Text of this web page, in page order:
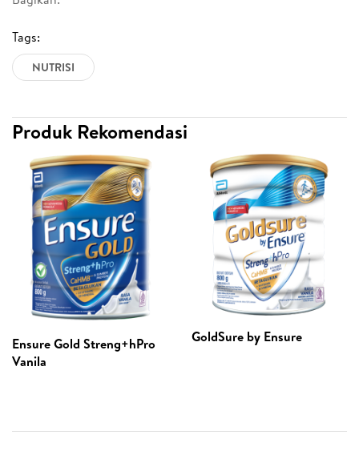
Tags:
NUTRISI
Produk Rekomendasi
Ensure Gold Streng+hPro
Vanila
GoldSure by Ensure